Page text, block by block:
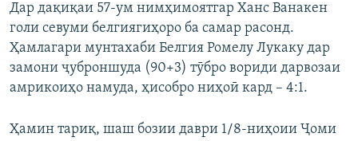
Дар дақиқаи 57-ум нимҳимоятгар Ханс Ванакен
голи севуми белгиягиҳоро ба самар расонд.
Ҳамлагари мунтахаби Белгия Ромелу Лукаку дар
замони ҷуброншуда (90+3) тӯбро вориди дарвозаи
амрикоиҳо намуда, ҳисобро ниҳоӣ кард – 4:1.
Ҳамин тариқ, шаш бозии даври 1/8-ниҳоии Ҷоми